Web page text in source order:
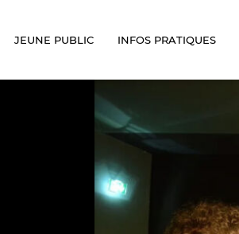
JEUNE PUBLIC INFOS PRATIQUES